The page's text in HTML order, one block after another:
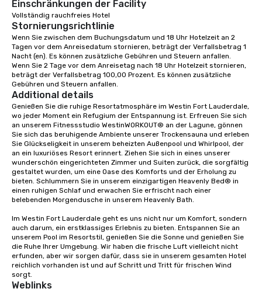
Einschränkungen der Facility
Vollständig rauchfreies Hotel
Stornierungsrichtlinie
Wenn Sie zwischen dem Buchungsdatum und 18 Uhr Hotelzeit an 2
Tagen vor dem Anreisedatum stornieren, beträgt der Verfallsbetrag 1
Nacht (en). Es können zusätzliche Gebühren und Steuern anfallen.
Wenn Sie 2 Tage vor dem Anreisetag nach 18 Uhr Hotelzeit stornieren,
beträgt der Verfallsbetrag 100,00 Prozent. Es können zusätzliche
Gebühren und Steuern anfallen.
Additional details
Genießen Sie die ruhige Resortatmosphäre im Westin Fort Lauderdale,
wo jeder Moment ein Refugium der Entspannung ist. Erfreuen Sie sich
an unserem Fitnessstudio WestinWORKOUT® an der Lagune, gönnen
Sie sich das beruhigende Ambiente unserer Trockensauna und erleben
Sie Glückseligkeit in unserem beheizten Außenpool und Whirlpool, der
an ein luxuriöses Resort erinnert. Ziehen Sie sich in eines unserer
wunderschön eingerichteten Zimmer und Suiten zurück, die sorgfältig
gestaltet wurden, um eine Oase des Komforts und der Erholung zu
bieten. Schlummern Sie in unserem einzigartigen Heavenly Bed® in
einen ruhigen Schlaf und erwachen Sie erfrischt nach einer
belebenden Morgendusche in unserem Heavenly Bath.
Im Westin Fort Lauderdale geht es uns nicht nur um Komfort, sondern
auch darum, ein erstklassiges Erlebnis zu bieten. Entspannen Sie an
unserem Pool im Resortstil, genießen Sie die Sonne und genießen Sie
die Ruhe Ihrer Umgebung. Wir haben die frische Luft vielleicht nicht
erfunden, aber wir sorgen dafür, dass sie in unserem gesamten Hotel
reichlich vorhanden ist und auf Schritt und Tritt für frischen Wind
sorgt.
Weblinks